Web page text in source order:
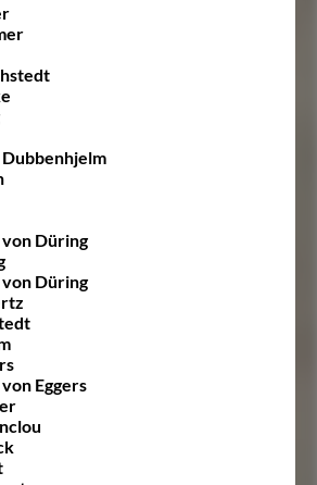
Dubbenhjelm
von Düring
von Düring
von Eggers